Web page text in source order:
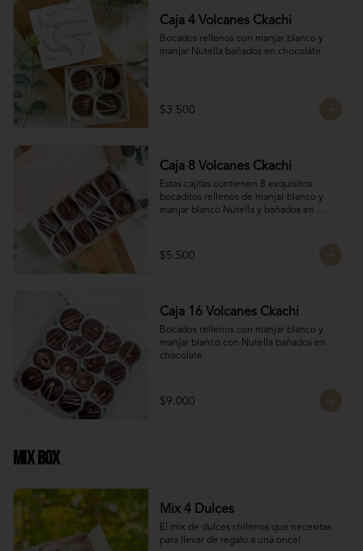
Caja 4 Volcanes Ckachi
Bocados rellenos con manjar blanco y
manjar Nutella bañados en chocolate.
$3.500
Caja 8 Volcanes Ckachi
Estas cajitas contienen 8 exquisitos
bocaditos rellenos de manjar blanco y
manjar blanco Nutella y bañados en
¡Nada mejor que un poco de dulzura para
alegrarles el día! 🍫✨
$5.500
Caja 16 Volcanes Ckachi
Bocados rellenos con manjar blanco y
manjar blanco con Nutella bañados en
chocolate.
$9.000
Mix Box
Mix 4 Dulces
El mix de dulces chilenos que necesitas
para llevar de regalo a una once!